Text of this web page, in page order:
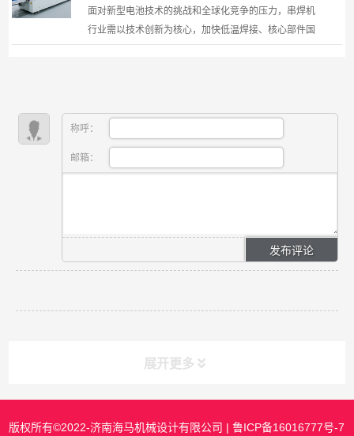
面对新型电池技术的挑战和全球化竞争的压力，串焊机
行业需以技术创新为核心，加快低温焊接、核心部件国
称呼：
邮箱：
展开更多
版权所有©2022-济南海马机械设计有限公司 | 鲁ICP备16016777号-7